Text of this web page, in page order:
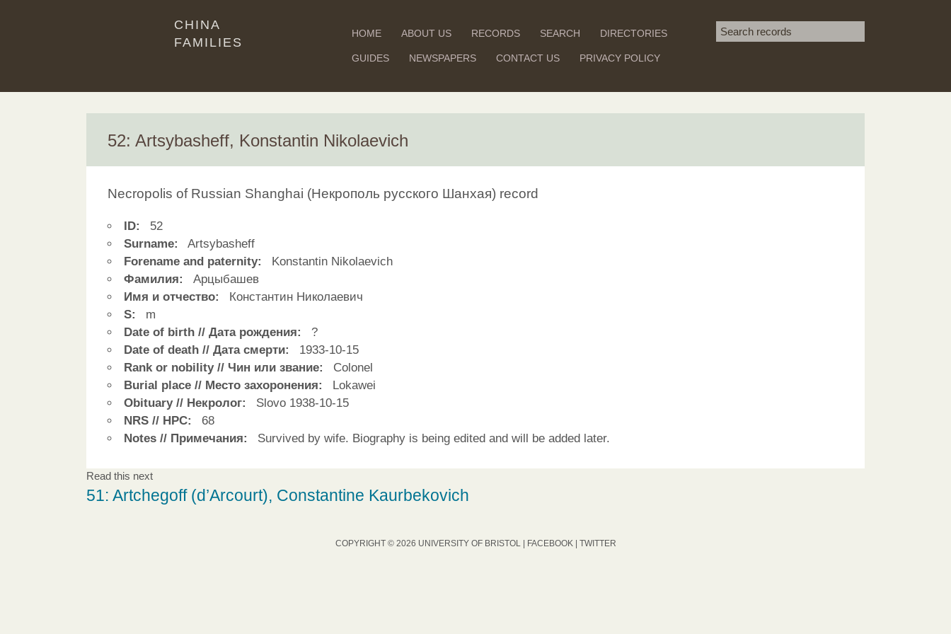
CHINA
FAMILIES
HOME ABOUT US RECORDS SEARCH DIRECTORIES
GUIDES NEWSPAPERS CONTACT US PRIVACY POLICY
Search term
SEARCH
52: Artsybasheff, Konstantin Nikolaevich
Necropolis of Russian Shanghai (Некрополь русского Шанхая) record
ID:
52
Surname:
Artsybasheff
Forename and paternity:
Konstantin Nikolaevich
Фамилия:
Арцыбашев
Имя и отчество:
Константин Николаевич
S:
m
Date of birth // Дата рождения:
?
Date of death // Дата смерти:
1933-10-15
Rank or nobility // Чин или звание:
Colonel
Burial place // Место захоронения:
Lokawei
Obituary // Некролог:
Slovo 1938-10-15
NRS // НРС:
68
Notes // Примечания:
Survived by wife. Biography is being edited and will be added later.
Read this next
51: Artchegoff (d’Arcourt), Constantine Kaurbekovich
COPYRIGHT © 2026 UNIVERSITY OF BRISTOL | FACEBOOK | TWITTER